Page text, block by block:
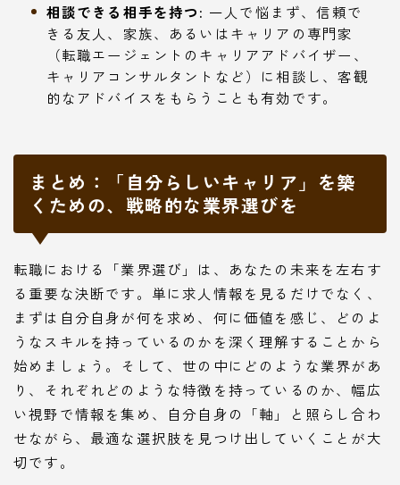
相談できる相手を持つ: 一人で悩まず、信頼で
きる友人、家族、あるいはキャリアの専門家
（転職エージェントのキャリアアドバイザー、
キャリアコンサルタントなど）に相談し、客観
的なアドバイスをもらうことも有効です。
まとめ：「自分らしいキャリア」を築
くための、戦略的な業界選びを
転職における「業界選び」は、あなたの未来を左右す
る重要な決断です。単に求人情報を見るだけでなく、
まずは自分自身が何を求め、何に価値を感じ、どのよ
うなスキルを持っているのかを深く理解することから
始めましょう。そして、世の中にどのような業界があ
り、それぞれどのような特徴を持っているのか、幅広
い視野で情報を集め、自分自身の「軸」と照らし合わ
せながら、最適な選択肢を見つけ出していくことが大
切です。